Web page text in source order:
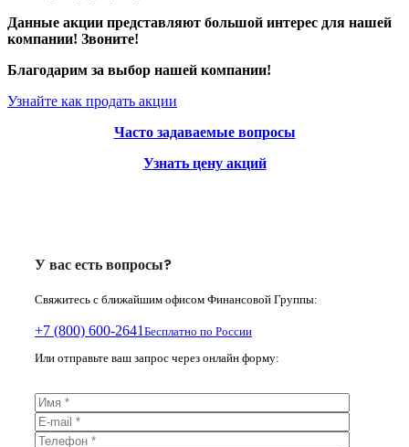
Данные акции представляют большой интерес для нашей
компании! Звоните!
Благодарим за выбор нашей компании!
Узнайте как продать акции
Часто задаваемые вопросы
Узнать цену акций
У вас есть вопросы?
Свяжитесь с ближайшим офисом Финансовой Группы:
+7 (800) 600-2641 Бесплатно по России
Или отправьте ваш запрос через онлайн форму: